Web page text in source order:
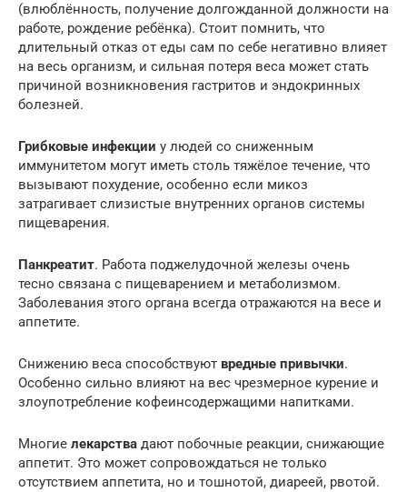
(влюблённость, получение долгожданной должности на
работе, рождение ребёнка). Стоит помнить, что
длительный отказ от еды сам по себе негативно влияет
на весь организм, и сильная потеря веса может стать
причиной возникновения гастритов и эндокринных
болезней.
Грибковые инфекции у людей со сниженным
иммунитетом могут иметь столь тяжёлое течение, что
вызывают похудение, особенно если микоз
затрагивает слизистые внутренних органов системы
пищеварения.
Панкреатит. Работа поджелудочной железы очень
тесно связана с пищеварением и метаболизмом.
Заболевания этого органа всегда отражаются на весе и
аппетите.
Снижению веса способствуют вредные привычки.
Особенно сильно влияют на вес чрезмерное курение и
злоупотребление кофеинсодержащими напитками.
Многие лекарства дают побочные реакции, снижающие
аппетит. Это может сопровождаться не только
отсутствием аппетита, но и тошнотой, диареей, рвотой.